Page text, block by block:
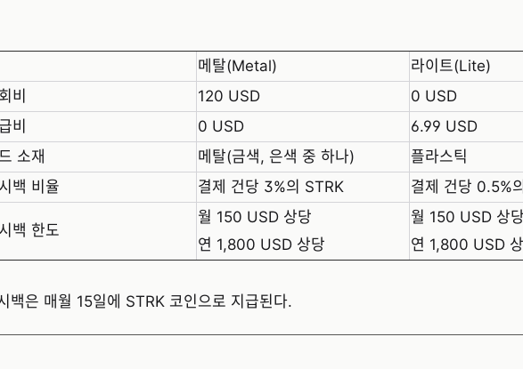
메탈(Metal)
라이트(Lite)
비
120 USD
0 USD
비
0 USD
6.99 USD
소재
메탈(금색, 은색 중 하나)
플라스틱
백 비율
결제 건당 3%의 STRK 결제 건당 0.5%
백 한도
월 150 USD 상당
연 1,800 USD 상당
월 150 USD 상당
연 1,800 USD
백은 매월 15일에 STRK 코인으로 지급된다.